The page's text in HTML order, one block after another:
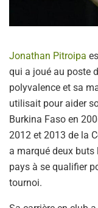
Jonathan Pitroipa
qui a joué au poste
polyvalence et sa
utilisait pour aider
Burkina Faso en
2012 et 2013 de la
a marqué deux
pays à se qualifier
tournoi.